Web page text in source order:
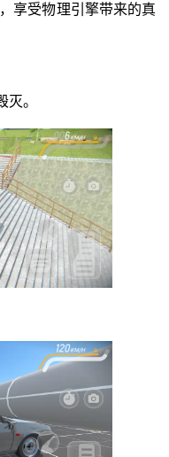
享受物理引擎带来的真
。